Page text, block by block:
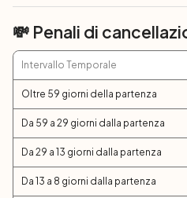
💸 Penali di
Intervallo Temporale
Oltre 59 giorni della partenza
Da 59 a 29 giorni dalla partenza
Da 29 a 13 giorni dalla partenza
Da 13 a 8 giorni dalla partenza